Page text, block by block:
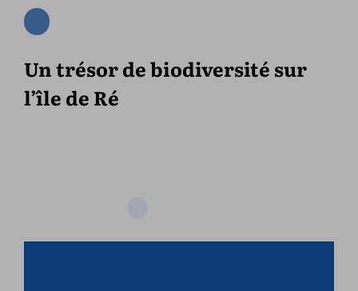
Un trésor de biodiversité sur
l’île de Ré